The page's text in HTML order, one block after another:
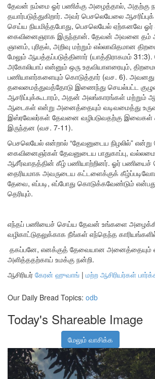
தேவன் நம்மை ஓர் பணிக்கு அழைத்தால், அதற்கு
தயார்படுத்துகிறார். அவர் பெசலெயேலை
செய்ய நியமித்தபோது, பெசலெயேல் ஏற்கனவே
கைவினைஞராக இருந்தான். தேவன் அவனை தம்
ஞானம், புரிதல், அறிவு மற்றும் எல்லாவிதமான
மேலும் ஆயத்தப்படுத்தினார் (யாத்திராகமம்
அகோலியாப் என்னும் ஒரு உதவியாளரையும்,
பணியாளர்களையும் கொடுத்தார் (வச. 6). அவனது
தலைமைத்துவத்தோடு இணைந்து செயல்பட்ட
ஆசரிப்புக்கூடாரம், அதன் அலங்காரங்கள் மற்றும்
ஆடைகள் என்று அனைத்தையும் வடிவமைத்து
இஸ்ரவேலர்கள் தேவனை வழிபடுவதற்கு இவைகள்
இருந்தன (வச. 7-11).
பெசலெயேல் என்றால் “தேவனுடைய நிழலில்”
கைவினைஞர்கள் தேவனுடைய பாதுகாப்பு,
ஆசீர்வாதத்தின் கீழ் பணியாற்றினர். ஓர் பணியைச்
தைரியமாக அவருடைய கட்டளைக்குக்
தேவை, எப்படி, எப்போது கொடுக்கவேண்டும்
தெரியும்.
எந்தப் பணியைச் செய்ய தேவன் உங்களை
வழிகாட்டுதலுக்காக நீங்கள் எந்தெந்த
தகப்பனே, எனக்குத் தேவையான அனைத்தையும்
அளித்ததற்காய் உமக்கு நன்றி.
ஆசிரியர் கேரன் ஹுவாங் | மற்ற ஆசிரியர்கள்
Our Daily Bread Topics: odb
Today's Shareable Image
மேலும் வாசிக்க